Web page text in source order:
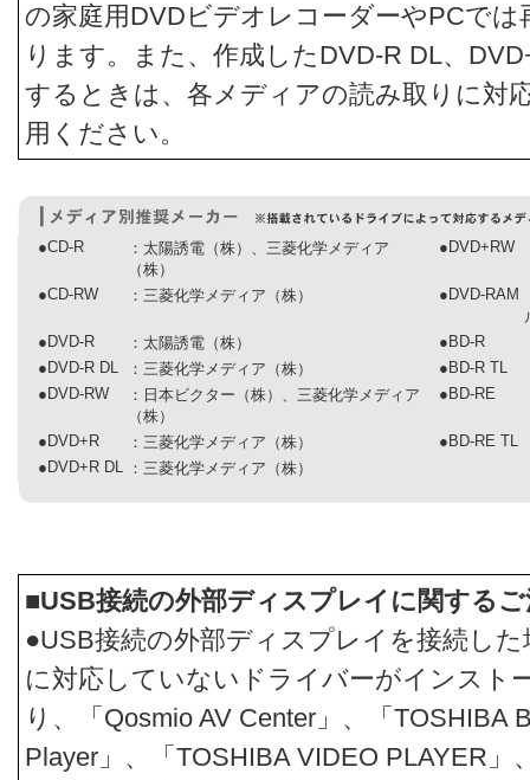
の家庭用DVDビデオレコーダーやPCで
ります。また、作成したDVD-R DL、
するときは、各メディアの読み取りに対
用ください。
●CD-R
：太陽誘電（株）、三菱化学メディア
（株）
●DVD+RW
●CD-RW ：三菱化学メディア（株） ●DVD-RAM
●DVD-R
：太陽誘電（株） ●BD-R
●DVD-R DL
：三菱化学メディア（株） ●BD-R TL
●DVD-RW
：日本ビクター（株）、三菱化学メディア
（株）
●BD-RE
●DVD+R ：三菱化学メディア（株） ●BD-RE TL
●DVD+R DL ：三菱化学メディア（株）
■USB接続の外部ディスプレイに関するご
●USB接続の外部ディスプレイを接続し
に対応していないドライバーがインスト
り、「Qosmio AV Center」、「TOSHIBA
Player」、「TOSHIBA VIDEO PLAYER」